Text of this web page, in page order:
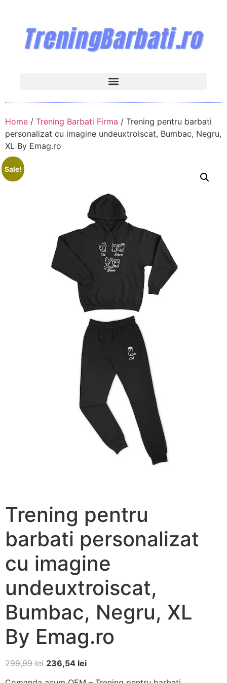
Home / Trening Barbati Firma / Trening pentru barbati
personalizat cu imagine undeuxtroiscat, Bumbac, Negru,
XL By Emag.ro
Sale!
Trening pentru
barbati personalizat
cu imagine
undeuxtroiscat,
Bumbac, Negru, XL
By Emag.ro
299,99lei 236,54 lei